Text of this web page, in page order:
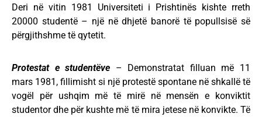
Deri në vitin 1981 Universiteti i Prishtinës kishte rreth
20000 studentë – një në dhjetë banorë të popullsisë së
përgjithshme të qytetit.
Protestat e studentëve – Demonstratat filluan më 11
mars 1981, fillimisht si një protestë spontane në shkallë të
vogël për ushqim më të mirë në mensën e konviktit
studentor dhe për kushte më të mira jetese në konvikte. Të